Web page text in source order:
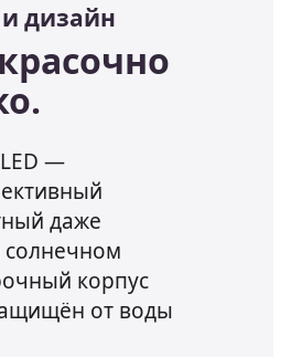
дизайн
—
даже
корпус
от воды